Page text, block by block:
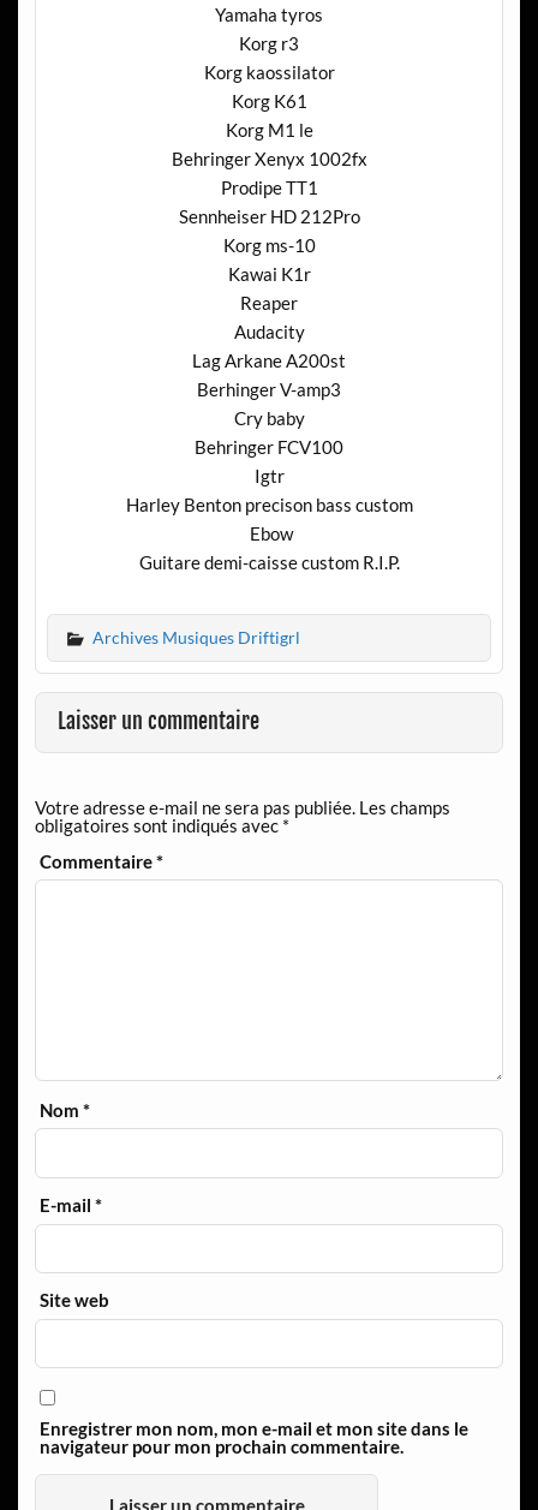
Yamaha tyros
Korg r3
Korg kaossilator
Korg K61
Korg M1 le
Behringer Xenyx 1002fx
Prodipe TT1
Sennheiser HD 212Pro
Korg ms-10
Kawai K1r
Reaper
Audacity
Lag Arkane A200st
Berhinger V-amp3
Cry baby
Behringer FCV100
Igtr
Harley Benton precison bass custom
Ebow
Guitare demi-caisse custom R.I.P.
Archives Musiques Driftigrl
Laisser un commentaire
Votre adresse e-mail ne sera pas publiée. Les champs
obligatoires sont indiqués avec *
Commentaire*
Nom*
E-mail*
Site web
Enregistrer mon nom, mon e-mail et mon site dans le
navigateur pour mon prochain commentaire.